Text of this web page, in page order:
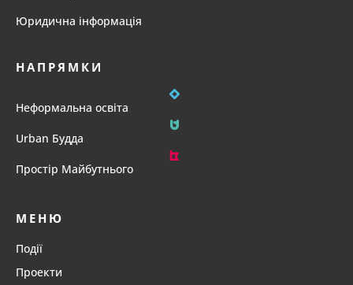
Юридична інформація
НАПРЯМКИ
Неформальна освіта
Urban Будда
Простір Майбутнього
МЕНЮ
Події
Проекти